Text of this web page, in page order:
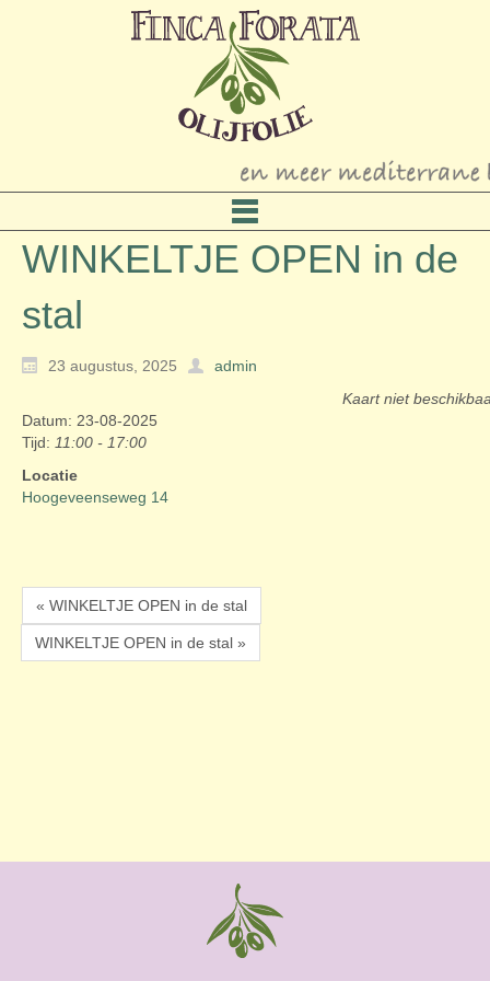
WINKELTJE OPEN in de
stal
23 augustus, 2025
admin
Kaart niet
Datum: 23-08-2025
Tijd: 11:00 - 17:00
Locatie
Hoogeveenseweg 14
« WINKELTJE OPEN in de stal
WINKELTJE OPEN in de stal »